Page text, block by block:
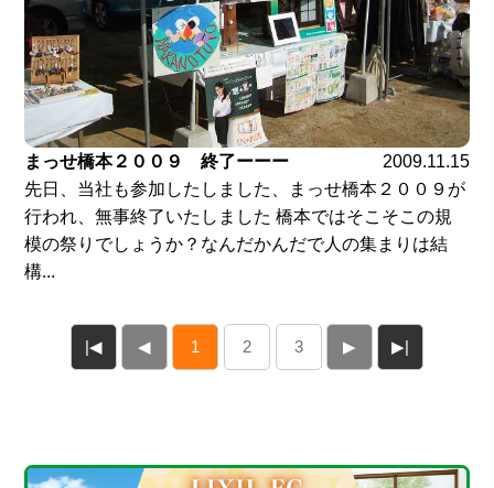
まっせ橋本２００９ 終了ーーー
2009.11.15
先日、当社も参加したしました、まっせ橋本２００９が
行われ、無事終了いたしました 橋本ではそこそこの規
模の祭りでしょうか？なんだかんだで人の集まりは結
構...
|◀ ◀ 1 2 3 ▶ ▶|